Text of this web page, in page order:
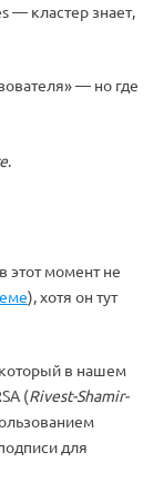
— кластер знает,
— но где
.
этот момент не
), хотя он тут
в нашем
(Rivest-Shamir-
для